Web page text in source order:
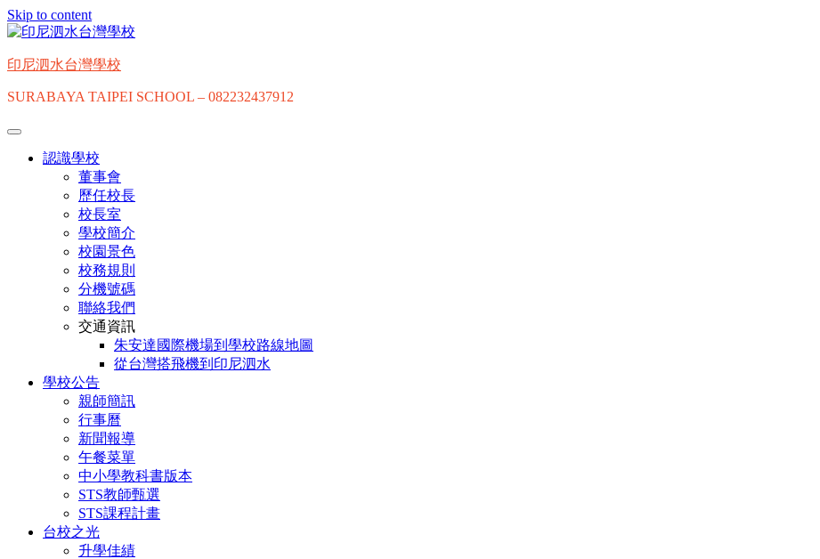
Skip to content
印尼泗水台灣學校
SURABAYA TAIPEI SCHOOL – 082232437912
認識學校
董事會
歷任校長
校長室
學校簡介
校園景色
校務規則
分機號碼
聯絡我們
交通資訊
朱安達國際機場到學校路線地圖
從台灣搭飛機到印尼泗水
學校公告
親師簡訊
行事曆
新聞報導
午餐菜單
中小學教科書版本
STS教師甄選
STS課程計畫
台校之光
升學佳績